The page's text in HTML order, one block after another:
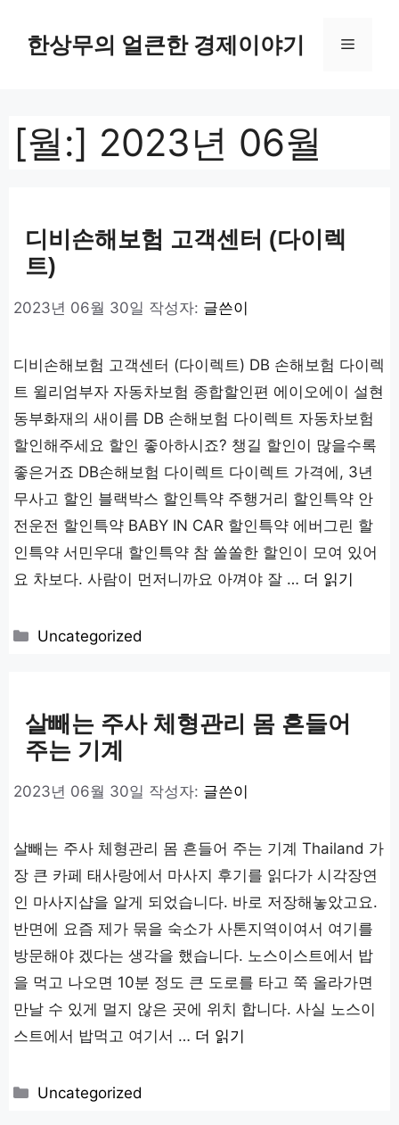
한상무의 얼큰한 경제이야기 메
[월:] 2023년 06월
디비손해보험 고객센터 (다이렉
트)
2023년 06월 30일 작성자: 글쓴이
디비손해보험 고객센터 (다이렉트) DB 손해보험 다이렉
트 윌리엄부자 자동차보험 종합할인편 에이오에이 설현
동부화재의 새이름 DB 손해보험 다이렉트 자동차보험
할인해주세요 할인 좋아하시죠? 챙길 할인이 많을수록
좋은거죠 DB손해보험 다이렉트 다이렉트 가격에, 3년
무사고 할인 블랙박스 할인특약 주행거리 할인특약 안
전운전 할인특약 BABY IN CAR 할인특약 에버그린 할
인특약 서민우대 할인특약 참 쏠쏠한 할인이 모여 있어
요 차보다. 사람이 먼저니까요 아껴야 잘 … 더 읽기
카
Uncategorized
살빼는 주사 체형관리 몸 흔들어
주는 기계
2023년 06월 30일 작성자: 글쓴이
살빼는 주사 체형관리 몸 흔들어 주는 기계 Thailand 가
장 큰 카페 태사랑에서 마사지 후기를 읽다가 시각장연
인 마사지샵을 알게 되었습니다. 바로 저장해놓았고요.
반면에 요즘 제가 묶을 숙소가 사톤지역이여서 여기를
방문해야 겠다는 생각을 했습니다. 노스이스트에서 밥
을 먹고 나오면 10분 정도 큰 도로를 타고 쭉 올라가면
만날 수 있게 멀지 않은 곳에 위치 합니다. 사실 노스이
스트에서 밥먹고 여기서 … 더 읽기
카
Uncategorized